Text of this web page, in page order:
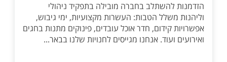
הזדמנות להשתלב בחברה מובילה בתפקיד ניהולי
וליהנות משלל הטבות: העשרות מקצועיות, ימי גיבוש,
אפשרויות קידום, חדר אוכל עובדים, פינוקים מתנות בחגים
ואירועים ועוד. אנחנו מגייסים לחנויות שלנו בבאר...